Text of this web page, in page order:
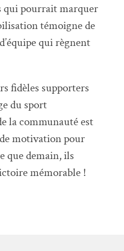
qui pourrait marquer
témoigne de
qui règnent
fidèles supporters
du sport
la communauté est
motivation pour
que demain, ils
mémorable !